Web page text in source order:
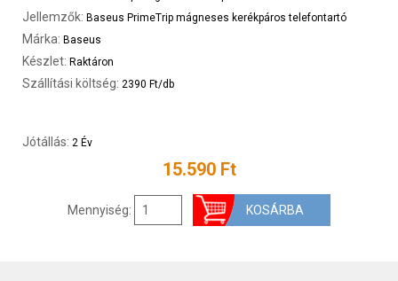
Jellemzők: Baseus PrimeTrip mágneses kerékpáros telefontartó
Márka: Baseus
Készlet: Raktáron
Szállítási költség: 2390 Ft/db
Jótállás: 2 Év
15.590 Ft
Mennyiség: